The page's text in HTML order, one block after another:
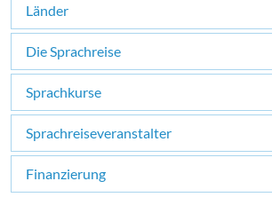
Länder
Die Sprachreise
Sprachkurse
Sprachreiseveranstalter
Finanzierung